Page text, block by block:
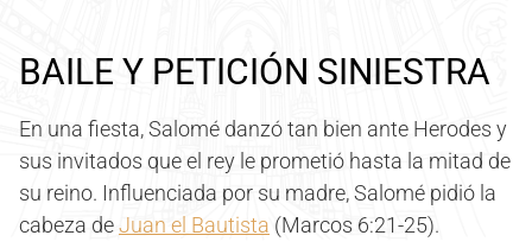
BAILE Y PETICIÓN SINIESTRA
En una fiesta, Salomé danzó tan bien ante Herodes y
sus invitados que el rey le prometió hasta la mitad de
su reino. Influenciada por su madre, Salomé pidió la
cabeza deJuan el Bautista (Marcos 6:21-25).